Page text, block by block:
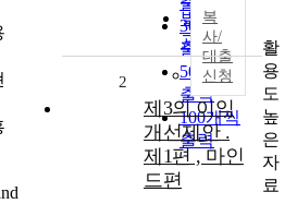
발행기
관순
30개씩
출력
50개씩
출력
100개씩
출력
복
사/
대출
신청
2
제3의 이익
개선제안 .
제1편 , 마인
드편
활
용
도
높
은
자
료